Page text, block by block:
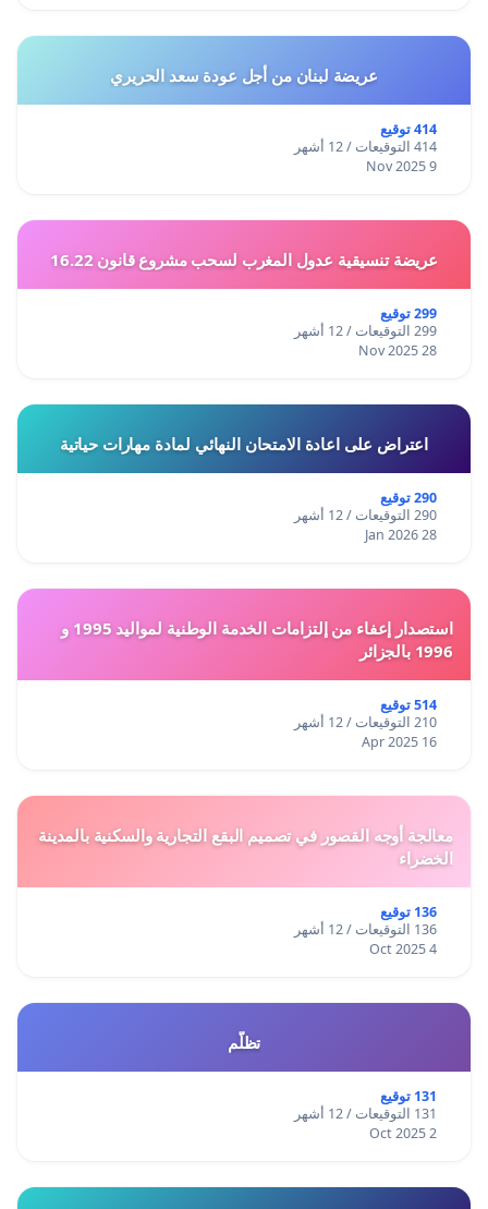
عريضة لبنان من أجل عودة سعد الحريري
414 توقيع
414 التوقيعات / 12 أشهر
9 Nov 2025
عريضة تنسيقية عدول المغرب لسحب مشروع قانون 16.22
299 توقيع
299 التوقيعات / 12 أشهر
28 Nov 2025
اعتراض على اعادة الامتحان النهائي لمادة مهارات حياتية
290 توقيع
290 التوقيعات / 12 أشهر
28 Jan 2026
استصدار إعفاء من إلتزامات الخدمة الوطنية لمواليد 1995 و
1996 بالجزائر
514 توقيع
210 التوقيعات / 12 أشهر
16 Apr 2025
معالجة أوجه القصور في تصميم البقع التجارية والسكنية بالمدينة
الخضراء
136 توقيع
136 التوقيعات / 12 أشهر
4 Oct 2025
تظلّم
131 توقيع
131 التوقيعات / 12 أشهر
2 Oct 2025